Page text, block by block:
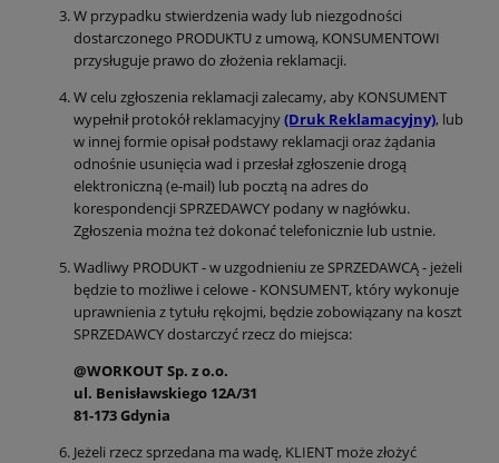
W przypadku stwierdzenia wady lub niezgodności
dostarczonego PRODUKTU z umową, KONSUMENTOWI
przysługuje prawo do złożenia reklamacji.
W celu zgłoszenia reklamacji zalecamy, aby KONSUMENT
wypełnił protokół reklamacyjny(Druk Reklamacyjny), lub
w innej formie opisał podstawy reklamacji oraz żądania
odnośnie usunięcia wad i przesłał zgłoszenie drogą
elektroniczną (e-mail) lub pocztą na adres do
korespondencji SPRZEDAWCY podany w nagłówku.
Zgłoszenia można też dokonać telefonicznie lub ustnie.
Wadliwy PRODUKT - w uzgodnieniu ze SPRZEDAWCĄ - jeżeli
będzie to możliwe i celowe - KONSUMENT, który wykonuje
uprawnienia z tytułu rękojmi, będzie zobowiązany na koszt
SPRZEDAWCY dostarczyć rzecz do miejsca:
@WORKOUT Sp. z o.o.
ul. Benisławskiego 12A/31
81-173 Gdynia
Jeżeli rzecz sprzedana ma wadę, KLIENT może złożyć